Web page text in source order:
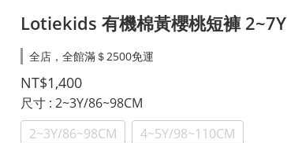
Lotiekids 有機棉黃櫻桃短褲 2~7Y
全店，全館滿＄2500免運
NT$1,400
尺寸 : 2~3Y/86~98CM
2~3Y/86~98CM
4~5Y/98~110CM